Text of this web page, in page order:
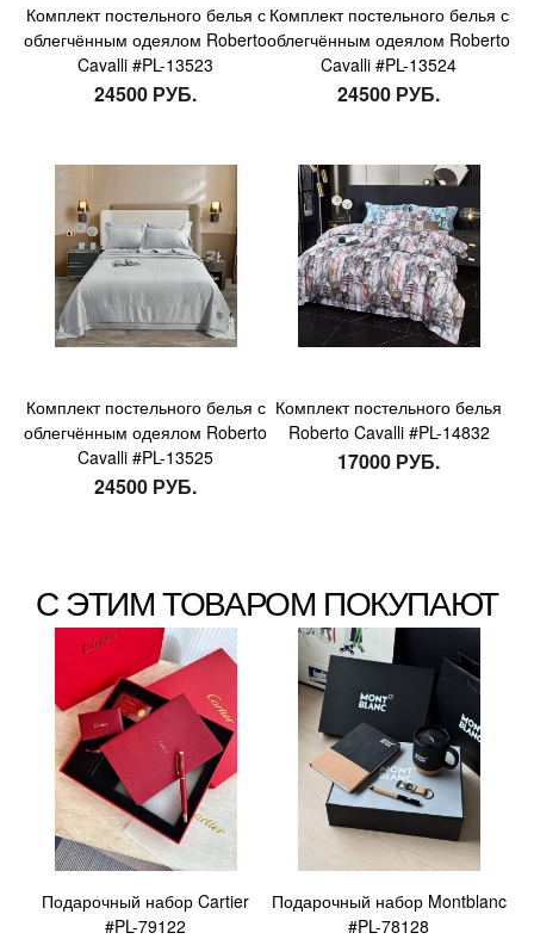
Комплект постельного белья с
облегчённым одеялом Roberto
Cavalli #PL-13523
24500 РУБ.
Комплект постельного белья с
облегчённым одеялом Roberto
Cavalli #PL-13524
24500 РУБ.
Комплект постельного белья с
облегчённым одеялом Roberto
Cavalli #PL-13525
24500 РУБ.
Комплект постельного белья
Roberto Cavalli #PL-14832
17000 РУБ.
С ЭТИМ ТОВАРОМ ПОКУПАЮТ
Подарочный набор Cartier
#PL-79122
Подарочный набор Montblanc
#PL-78128